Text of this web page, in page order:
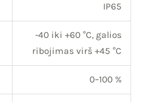
IP65
-40 iki +60 °C, galios
ribojimas virš +45 °C
0–100 %